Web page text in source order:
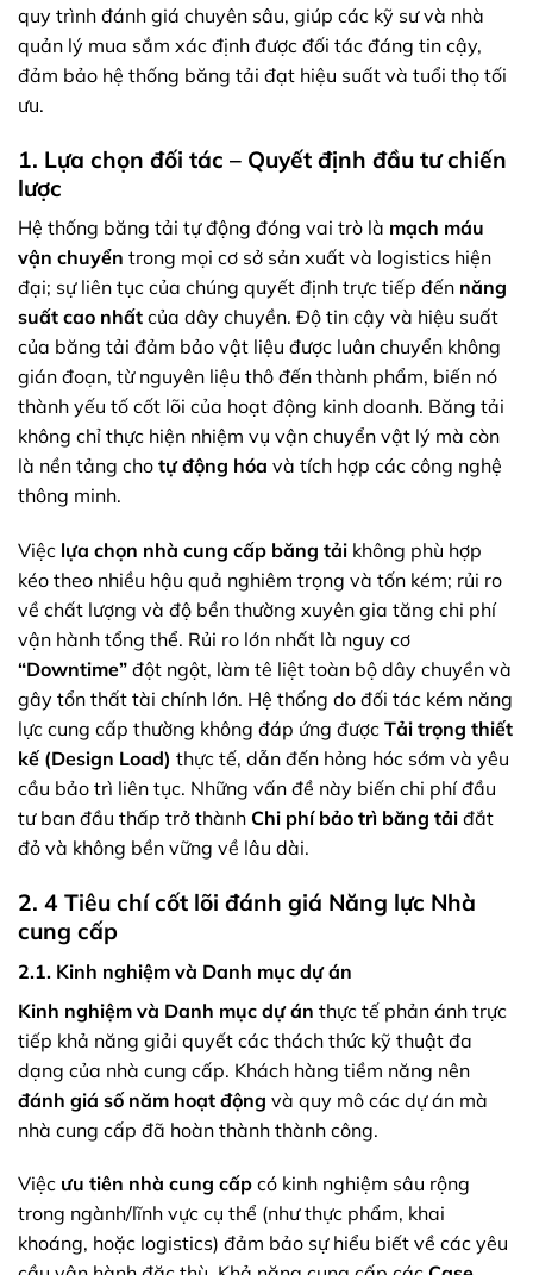
quy trình đánh giá chuyên sâu, giúp các kỹ sư và nhà
quản lý mua sắm xác định được đối tác đáng tin cậy,
đảm bảo hệ thống băng tải đạt hiệu suất và tuổi thọ tối
ưu.
1. Lựa chọn đối tác – Quyết định đầu tư chiến
lược
Hệ thống băng tải tự động đóng vai trò là mạch máu
vận chuyển trong mọi cơ sở sản xuất và logistics hiện
đại; sự liên tục của chúng quyết định trực tiếp đến năng
suất cao nhất của dây chuyền. Độ tin cậy và hiệu suất
của băng tải đảm bảo vật liệu được luân chuyển không
gián đoạn, từ nguyên liệu thô đến thành phẩm, biến nó
thành yếu tố cốt lõi của hoạt động kinh doanh. Băng tải
không chỉ thực hiện nhiệm vụ vận chuyển vật lý mà còn
là nền tảng cho tự động hóa và tích hợp các công nghệ
thông minh.
Việc lựa chọn nhà cung cấp băng tải không phù hợp
kéo theo nhiều hậu quả nghiêm trọng và tốn kém; rủi ro
về chất lượng và độ bền thường xuyên gia tăng chi phí
vận hành tổng thể. Rủi ro lớn nhất là nguy cơ
“Downtime” đột ngột, làm tê liệt toàn bộ dây chuyền và
gây tổn thất tài chính lớn. Hệ thống do đối tác kém năng
lực cung cấp thường không đáp ứng được Tải trọng thiết
kế (Design Load) thực tế, dẫn đến hỏng hóc sớm và yêu
cầu bảo trì liên tục. Những vấn đề này biến chi phí đầu
tư ban đầu thấp trở thành Chi phí bảo trì băng tải đắt
đỏ và không bền vững về lâu dài.
2. 4 Tiêu chí cốt lõi đánh giá Năng lực Nhà
cung cấp
2.1. Kinh nghiệm và Danh mục dự án
Kinh nghiệm và Danh mục dự án thực tế phản ánh trực
tiếp khả năng giải quyết các thách thức kỹ thuật đa
dạng của nhà cung cấp. Khách hàng tiềm năng nên
đánh giá số năm hoạt động và quy mô các dự án mà
nhà cung cấp đã hoàn thành thành công.
Việc ưu tiên nhà cung cấp có kinh nghiệm sâu rộng
trong ngành/lĩnh vực cụ thể (như thực phẩm, khai
khoáng, hoặc logistics) đảm bảo sự hiểu biết về các yêu